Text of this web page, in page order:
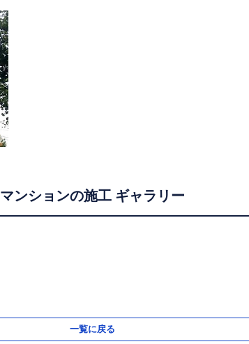
マンションの施工 ギャラリー
一覧に戻る